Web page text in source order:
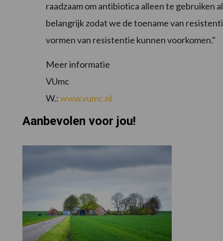
raadzaam om antibiotica alleen te gebruiken
belangrijk zodat we de toename van
vormen van resistentie kunnen voorkomen."
Meer informatie
VUmc
W.:www.vumc.nl
Aanbevolen voor jou!